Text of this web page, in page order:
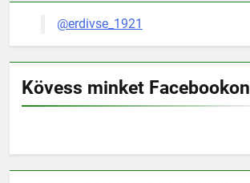
@erdivse_1921
Kövess minket Facebookon